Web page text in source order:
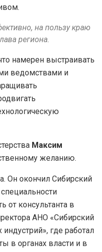
на пользу краю
региона.
намерен выстраивать
ведомствами и
Максим
желанию.
Он окончил Сибирский
от консультанта в
АНО «Сибирский
индустрий», где работал
в органах власти и в